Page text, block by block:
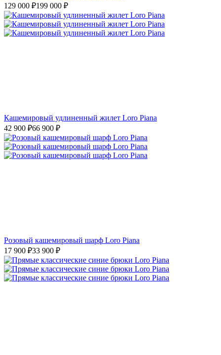
129 000 ₽199 000 ₽
Кашемировый удлиненный жилет Loro Piana
42 900 ₽66 900 ₽
Розовый кашемировый шарф Loro Piana
17 900 ₽33 900 ₽